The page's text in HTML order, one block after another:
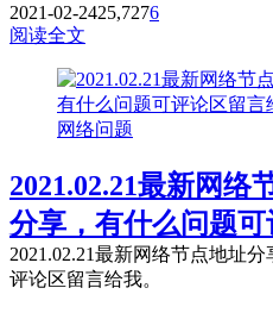
2021-02-2425,7276
阅读全文
网络问题
2021.02.21最新网络
分享，有什么问题可
2021.02.21最新网络节点地址
评论区留言给我。